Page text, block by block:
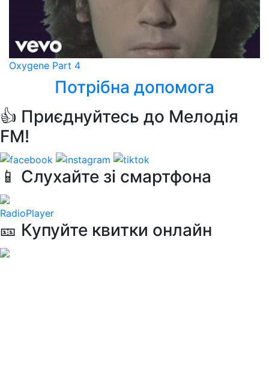
Oxygene Part 4
Потрібна допомога
👍 Приєднуйтесь до Мелодія
FM!
📱 Слухайте зі смартфона
RadioPlayer
🎫 Купуйте квитки онлайн